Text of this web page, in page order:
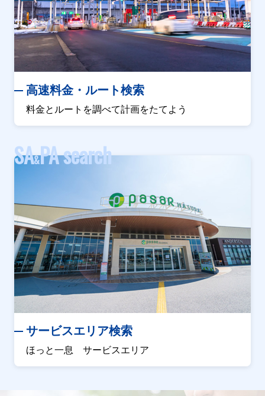
高速料金・ルート検索
料金とルートを調べて計画をたてよう
SA&PA search
サービスエリア検索
ほっと一息 サービスエリア